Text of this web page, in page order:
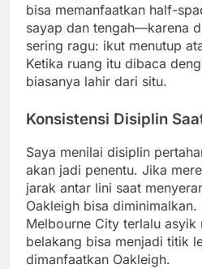
bisa memanfaatkan half-
sayap dan tengah—karena
sering ragu: ikut menutup
Ketika ruang itu dibaca
biasanya lahir dari situ.
Konsistensi Disiplin
Saya menilai disiplin
akan jadi penentu. Jika
jarak antar lini saat
Oakleigh bisa
Melbourne City terlalu asyik
belakang bisa menjadi titik
dimanfaatkan Oakleigh.